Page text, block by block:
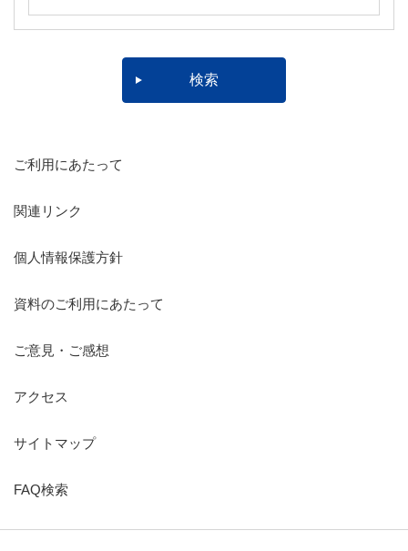
ご利用にあたって
関連リンク
個人情報保護方針
資料のご利用にあたって
ご意見・ご感想
アクセス
サイトマップ
FAQ検索